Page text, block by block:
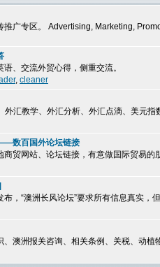
推广专区。 Advertising, Marketing,
、交流外贸心得，侧重交流。
, cleaner
汇教学、外汇分析、外汇点滴、美元
数百国外论坛链接
商贸网站、论坛链接，有意做国际贸易的
，“澳洲长风论坛”要求所有信息真实，
澳洲报关咨询、相关条例、关税、动植